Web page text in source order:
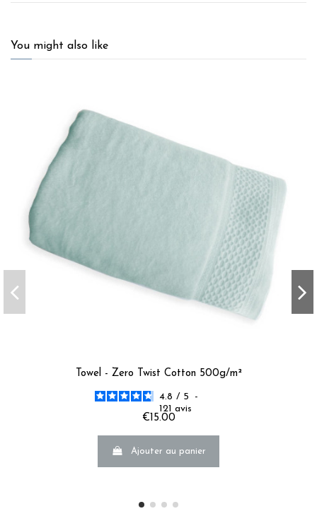
You might also like
Towel - Zero Twist Cotton 500g/m²
4.8 / 5
-
121 avis
€15.00
Ajouter au panier